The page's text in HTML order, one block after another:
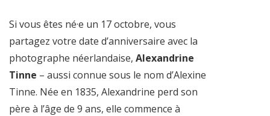
Si vous êtes né·e un 17 octobre, vous
partagez votre date d’anniversaire avec la
photographe néerlandaise, Alexandrine
Tinne – aussi connue sous le nom d’Alexine
Tinne. Née en 1835, Alexandrine perd son
père à l’âge de 9 ans, elle commence à